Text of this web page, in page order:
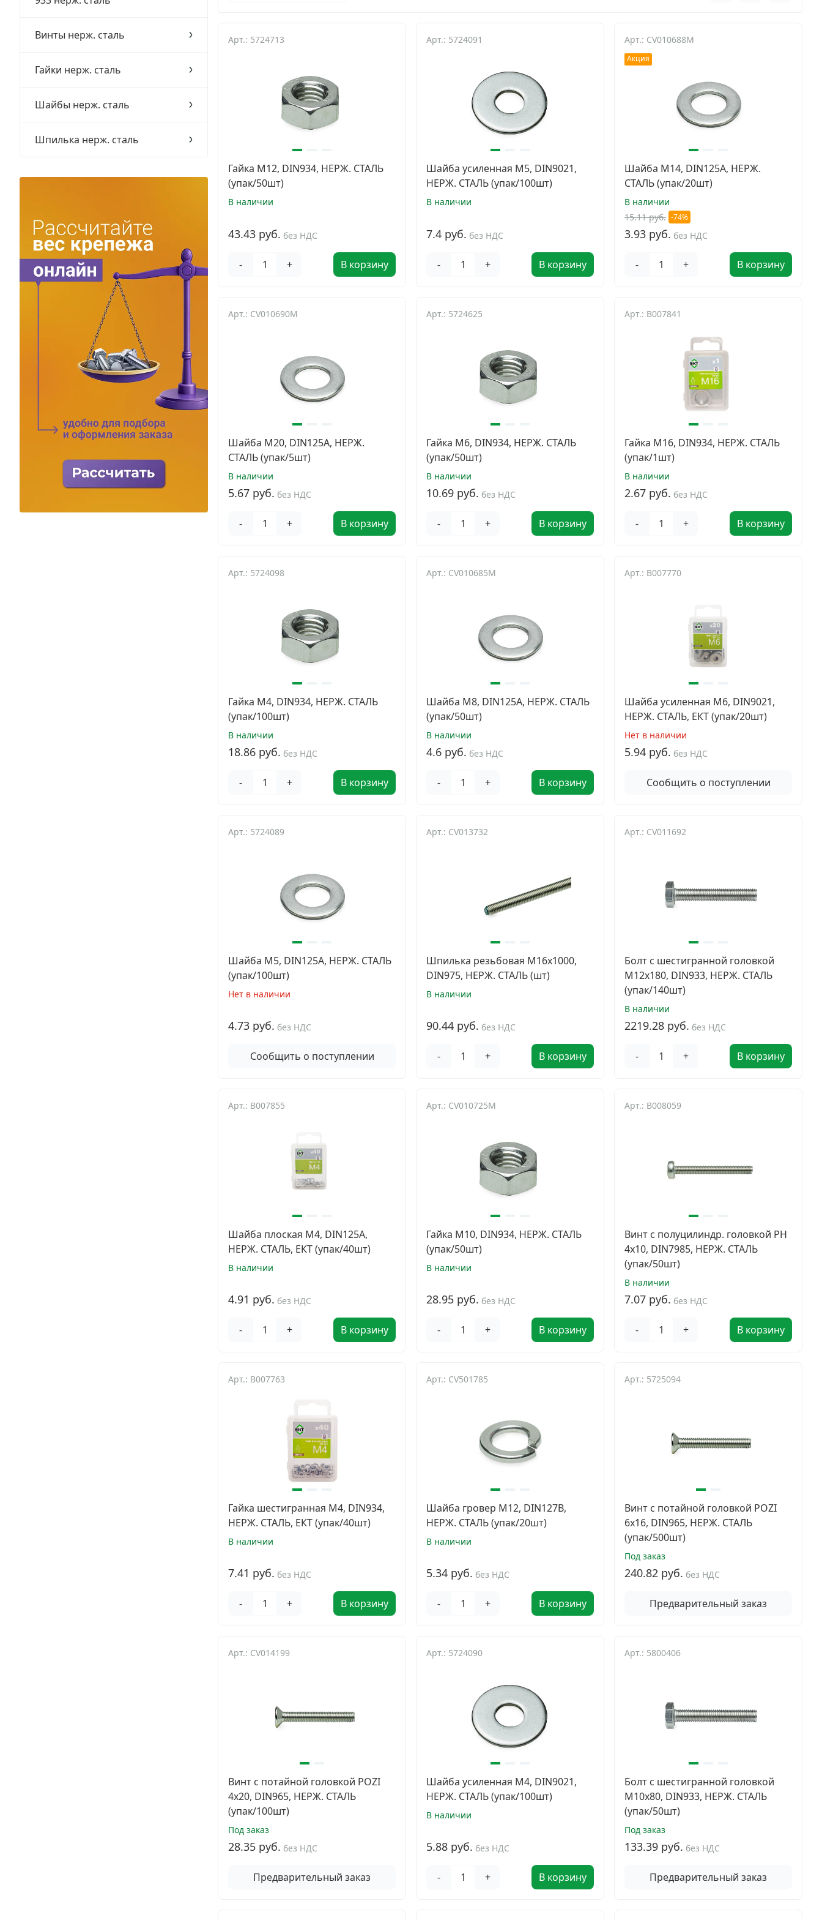
Химический крепеж
Гвозди и скобы
Хомуты и шуруп-шпильки
Шурупы и саморезы
Метрический крепеж
Электро и бензоинструмент, оборудование
Нержавеющий крепеж
Перфорированный крепеж
Скобяные изделия и мебельная фурнитура
Винты нерж. сталь
Гайки нерж. сталь
Шайбы нерж. сталь
Шпилька нерж. сталь
Арт.: 5724713
Гайка М12, DIN934, НЕРЖ. СТАЛЬ
(упак/50шт)
В наличии
43.43 руб. без НДС
- + В корзину
Арт.: 5724091
Шайба усиленная М5, DIN9021,
НЕРЖ. СТАЛЬ (упак/100шт)
В наличии
7.4 руб. без НДС
- + В корзину
Арт.: CV010688M
Акция
Шайба М14, DIN125A, НЕРЖ.
СТАЛЬ (упак/20шт)
В наличии
15.11 руб. -74%
3.93 руб. без НДС
- + В корзину
Арт.: CV010690M
Шайба М20, DIN125A, НЕРЖ.
СТАЛЬ (упак/5шт)
В наличии
5.67 руб. без НДС
- + В корзину
Арт.: 5724625
Гайка М6, DIN934, НЕРЖ. СТАЛЬ
(упак/50шт)
В наличии
10.69 руб. без НДС
- + В корзину
Арт.: B007841
Гайка М16, DIN934, НЕРЖ. СТАЛЬ
(упак/1шт)
В наличии
2.67 руб. без НДС
- + В корзину
Арт.: 5724098
Гайка М4, DIN934, НЕРЖ. СТАЛЬ
(упак/100шт)
В наличии
18.86 руб. без НДС
- + В корзину
Арт.: CV010685M
Шайба М8, DIN125A, НЕРЖ. СТАЛЬ
(упак/50шт)
В наличии
4.6 руб. без НДС
- + В корзину
Арт.: B007770
Шайба усиленная М6, DIN9021,
НЕРЖ. СТАЛЬ, ЕКТ (упак/20шт)
Нет в наличии
5.94 руб. без НДС
Сообщить о поступлении
Арт.: 5724089
Шайба М5, DIN125A, НЕРЖ. СТАЛЬ
(упак/100шт)
Нет в наличии
4.73 руб. без НДС
Сообщить о поступлении
Арт.: CV013732
Шпилька резьбовая М16х1000,
DIN975, НЕРЖ. СТАЛЬ (шт)
В наличии
90.44 руб. без НДС
- + В корзину
Арт.: CV011692
Болт с шестигранной головкой
M12х180, DIN933, НЕРЖ. СТАЛЬ
(упак/140шт)
В наличии
2219.28 руб. без НДС
- + В корзину
Арт.: B007855
Шайба плоская М4, DIN125A,
НЕРЖ. СТАЛЬ, ЕКТ (упак/40шт)
В наличии
4.91 руб. без НДС
- + В корзину
Арт.: CV010725M
Гайка М10, DIN934, НЕРЖ. СТАЛЬ
(упак/50шт)
В наличии
28.95 руб. без НДС
- + В корзину
Арт.: B008059
Винт с полуцилиндр. головкой PH
4х10, DIN7985, НЕРЖ. СТАЛЬ
(упак/50шт)
В наличии
7.07 руб. без НДС
- + В корзину
Арт.: B007763
Гайка шестигранная М4, DIN934,
НЕРЖ. СТАЛЬ, ЕКТ (упак/40шт)
В наличии
7.41 руб. без НДС
- + В корзину
Арт.: CV501785
Шайба гровер М12, DIN127B,
НЕРЖ. СТАЛЬ (упак/20шт)
В наличии
5.34 руб. без НДС
- + В корзину
Арт.: 5725094
Винт с потайной головкой POZI
6х16, DIN965, НЕРЖ. СТАЛЬ
(упак/500шт)
Под заказ
240.82 руб. без НДС
Предварительный заказ
Арт.: CV014199
Винт с потайной головкой POZI
4х20, DIN965, НЕРЖ. СТАЛЬ
(упак/100шт)
Под заказ
28.35 руб. без НДС
Предварительный заказ
Арт.: 5724090
Шайба усиленная М4, DIN9021,
НЕРЖ. СТАЛЬ (упак/100шт)
В наличии
5.88 руб. без НДС
- + В корзину
Арт.: 5800406
Болт с шестигранной головкой
M10х80, DIN933, НЕРЖ. СТАЛЬ
(упак/50шт)
Под заказ
133.39 руб. без НДС
Предварительный заказ